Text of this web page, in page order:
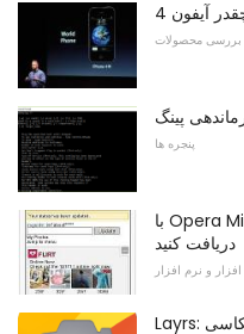
بررسی محصولات
پینگ
پنجره ها
با Opera Mini Simulator، چت AirG را در رایانه
دریافت کنید
و نرم افزار
Layrs: برنامه ویرایش لایه بزرگ برای عکاسی